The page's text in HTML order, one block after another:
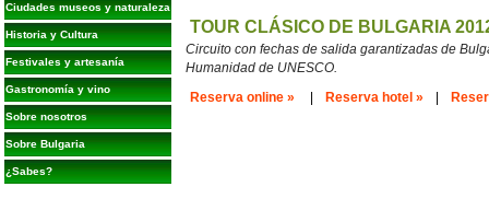
Ciudades museos y naturaleza
Historia y Cultura
Festivales y artesanía
Gastronomía y vino
Sobre nosotros
Sobre Bulgaria
¿Sabes?
TOUR CLÁSICO DE BULGARIA
Circuito con fechas de salida garantizadas de
Humanidad de UNESCO.
Reserva online »
Reserva hotel »